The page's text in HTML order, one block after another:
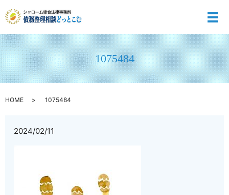
メ
1075484
HOME 1075484
2024/02/11